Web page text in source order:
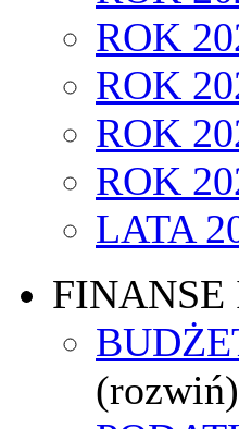
ROK
ROK
ROK
ROK
LATA
(rozwiń)